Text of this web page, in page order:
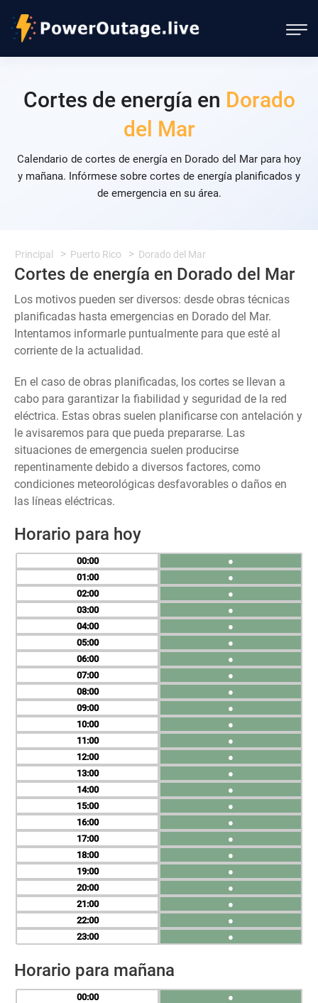
Cortes de energía en Dorado
del Mar
Calendario de cortes de energía en Dorado del Mar para hoy
y mañana. Infórmese sobre cortes de energía planificados y
de emergencia en su área.
Principal Puerto Rico Dorado del Mar
Cortes de energía en Dorado del Mar
Los motivos pueden ser diversos: desde obras técnicas
planificadas hasta emergencias en Dorado del Mar.
Intentamos informarle puntualmente para que esté al
corriente de la actualidad.
En el caso de obras planificadas, los cortes se llevan a
cabo para garantizar la fiabilidad y seguridad de la red
eléctrica. Estas obras suelen planificarse con antelación y
le avisaremos para que pueda prepararse. Las
situaciones de emergencia suelen producirse
repentinamente debido a diversos factores, como
condiciones meteorológicas desfavorables o daños en
las líneas eléctricas.
Horario para hoy
00
01
02
03
04
05
06
07
08
09
10
11
12
13
14
15
16
17
18
19
20
21
22
23
●
●
●
●
●
●
●
●
●
●
●
●
●
●
●
●
●
●
●
●
●
●
●
●
Horario para mañana
00
●